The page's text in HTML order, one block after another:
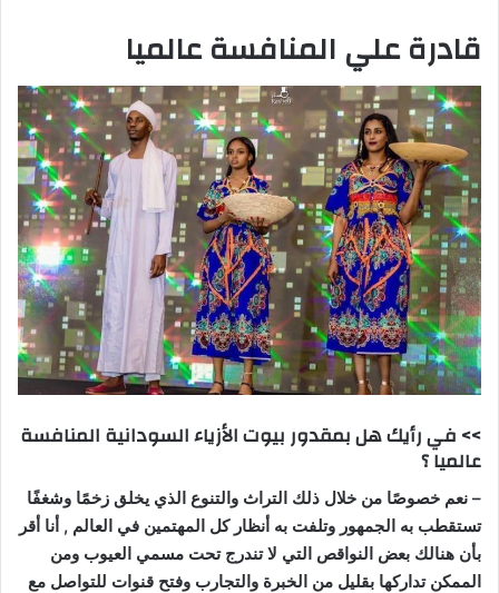
قادرة علي المنافسة عالميا
>> في رأيك هل بمقدور بيوت الأزياء السودانية المنافسة
عالميا ؟
– نعم خصوصًا من خلال ذلك التراث والتنوع الذي يخلق زخمًا وشغفًا
تستقطب به الجمهور وتلفت به أنظار كل المهتمين في العالم , أنا أقر
بأن هنالك بعض النواقص التي لا تندرج تحت مسمي العيوب ومن
الممكن تداركها بقليل من الخبرة والتجارب وفتح قنوات للتواصل مع